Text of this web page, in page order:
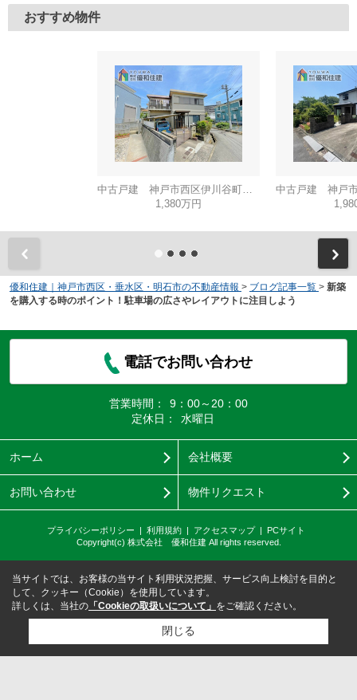
おすすめ物件
1,380万円
優和住建｜神戸市西区・垂水区・明石市の不動産情報 > ブログ記事一覧 > 新築
を購入する時のポイント！駐車場の広さやレイアウトに注目しよう
電話でお問い合わせ
営業時間：
9：00～20：00
定休日：
水曜日
ホーム 会社概要
お問い合わせ 物件リクエスト
プライバシーポリシー 利用規約 アクセスマップ
PCサイト
Copyright(c) 株式会社 優和住建 All rights reserved.
当サイトでは、お客様の当サイト利用状況把握、サービス向上検討を目的と
して、クッキー（Cookie）を使用しています。
詳しくは、当社の 「Cookieの取扱いについて」 をご確認ください。
閉じる